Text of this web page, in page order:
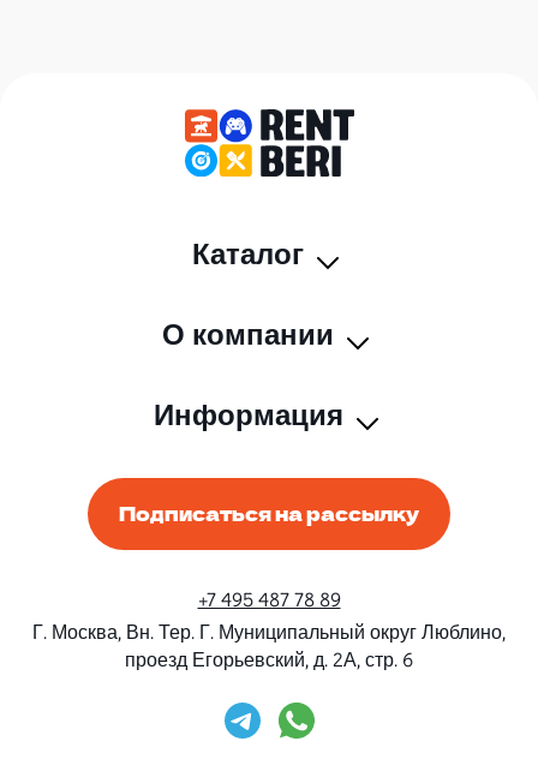
Каталог
О компании
Информация
Подписаться на рассылку
+7 495 487 78 89
Г. Москва, Вн. Тер. Г. Муниципальный округ Люблино,
проезд Егорьевский, д. 2А, стр. 6